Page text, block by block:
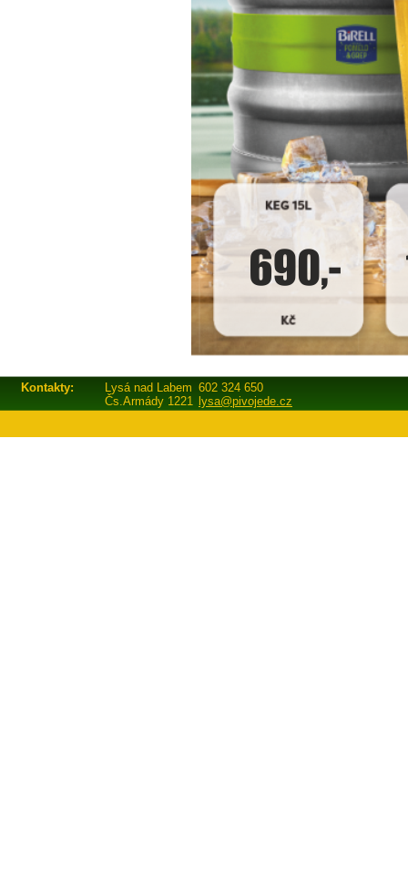
Kontakty: Lysá nad Labem 602 324 650
Čs.Armády 1221 lysa@pivojede.cz